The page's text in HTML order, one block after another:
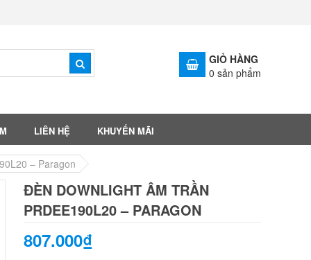
GIỎ HÀNG
0 sản phẩm
LIÊN HỆ KHUYẾN MÃI
– Paragon
ĐÈN DOWNLIGHT ÂM TRẦN
PRDEE190L20 – PARAGON
807.000₫